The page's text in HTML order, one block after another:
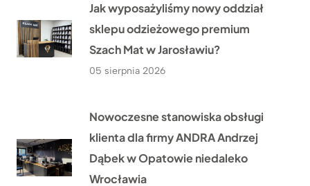
Jak wyposażyliśmy nowy oddział
sklepu odzieżowego premium
Szach Mat w Jarosławiu?
05 sierpnia 2026
Nowoczesne stanowiska obsługi
klienta dla firmy ANDRA Andrzej
Dąbek w Opatowie niedaleko
Wrocławia